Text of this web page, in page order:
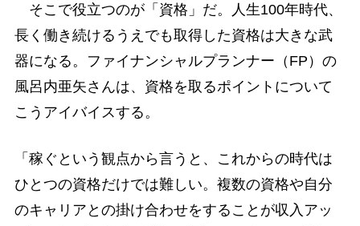
そこで役立つのが「資格」だ。人生100年時代、
長く働き続けるうえでも取得した資格は大きな武
器になる。ファイナンシャルプランナー（FP）の
風呂内亜矢さんは、資格を取るポイントについて
こうアイバイスする。
「稼ぐという観点から言うと、これからの時代は
ひとつの資格だけでは難しい。複数の資格や自分
のキャリアとの掛け合わせをすることが収入アッ